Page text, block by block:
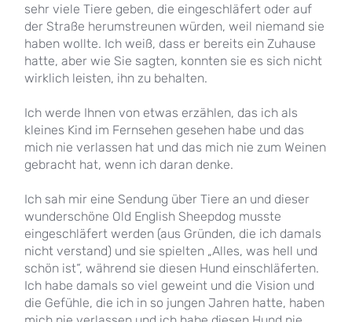
sehr viele Tiere geben, die eingeschläfert oder auf
der Straße herumstreunen würden, weil niemand sie
haben wollte. Ich weiß, dass er bereits ein Zuhause
hatte, aber wie Sie sagten, konnten sie es sich nicht
wirklich leisten, ihn zu behalten.
Ich werde Ihnen von etwas erzählen, das ich als
kleines Kind im Fernsehen gesehen habe und das
mich nie verlassen hat und das mich nie zum Weinen
gebracht hat, wenn ich daran denke.
Ich sah mir eine Sendung über Tiere an und dieser
wunderschöne Old English Sheepdog musste
eingeschläfert werden (aus Gründen, die ich damals
nicht verstand) und sie spielten „Alles, was hell und
schön ist“, während sie diesen Hund einschläferten.
Ich habe damals so viel geweint und die Vision und
die Gefühle, die ich in so jungen Jahren hatte, haben